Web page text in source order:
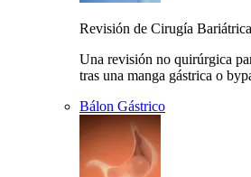
Revisión de Cirugía Bariátrica
Una revisión no quirúrgica
tras una manga gástrica o
Bálon Gástrico